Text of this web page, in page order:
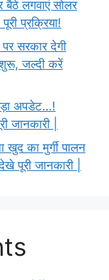
लगवाएं सोलर
प्रक्रिया!
सरकार देगी
जल्दी करें
अपडेट…!
|
का मुर्गी पालन
जानकारी |